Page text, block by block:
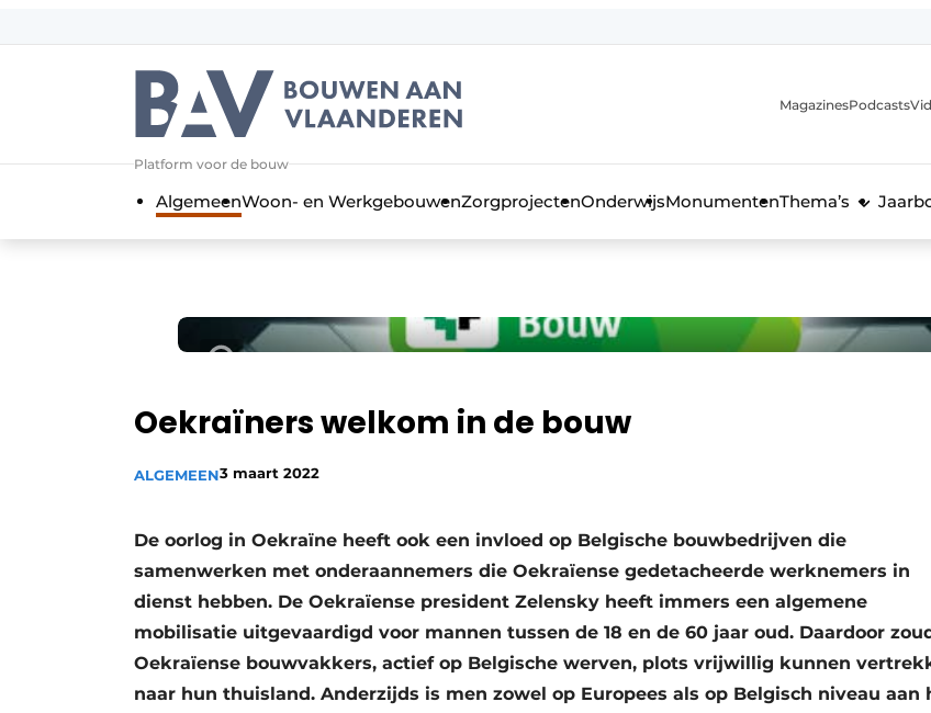
Aanmelden
Algemene voorwaarden
Bedrijven
Contact
Jaarboek
Privacy / Cookie statement
Vacatures
Video’s
Aanmelden
Bedrijven
Bedrijven
Platform voor de bouw
MagazinesPodcasts
AlgemeenWoon- en WerkgebouwenZorgprojectenOnderwijsMonumentenThema’s
Oekraïners welkom in de bouw
ALGEMEEN3 maart 2022
De oorlog in Oekraïne heeft ook een invloed op Belgische bouwbedrijven die
samenwerken met onderaannemers die Oekraïense gedetacheerde werknemers in
dienst hebben. De Oekraïense president Zelensky heeft immers een algemene
mobilisatie uitgevaardigd voor mannen tussen de 18 en de 60 jaar oud. Daardoor
Oekraïense bouwvakkers, actief op Belgische werven, plots vrijwillig kunnen
naar hun thuisland. Anderzijds is men zowel op Europees als op Belgisch niveau aan